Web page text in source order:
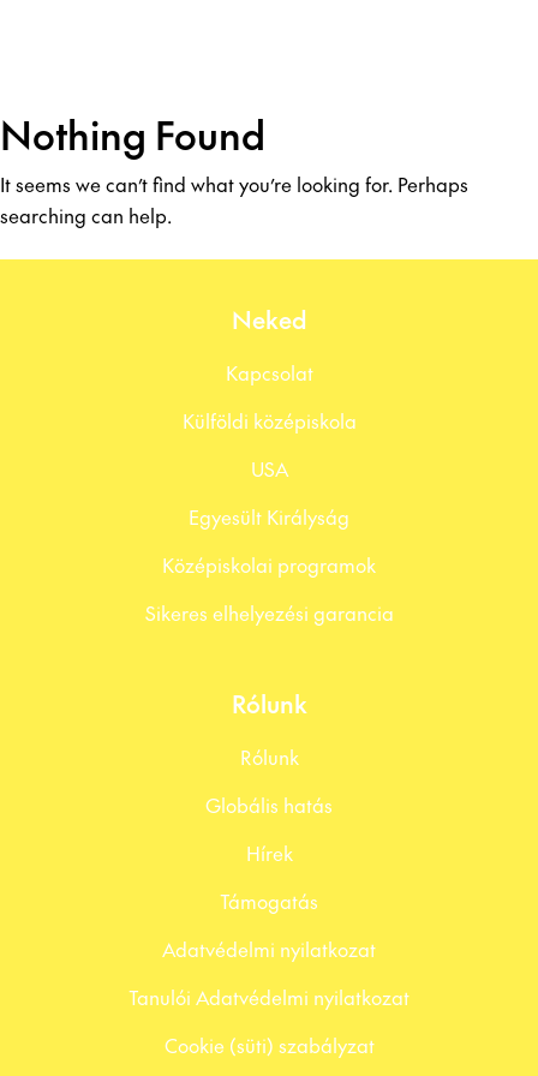
Nothing Found
It seems we can’t find what you’re looking for. Perhaps
searching can help.
Neked
Kapcsolat
Külföldi középiskola
USA
Egyesült Királyság
Középiskolai programok
Sikeres elhelyezési garancia
Rólunk
Rólunk
Globális hatás
Hírek
Támogatás
Adatvédelmi nyilatkozat
Tanulói Adatvédelmi nyilatkozat
Cookie (süti) szabályzat